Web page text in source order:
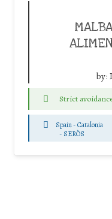
by:
Strict
Spain - Catalonia
- SERÒS